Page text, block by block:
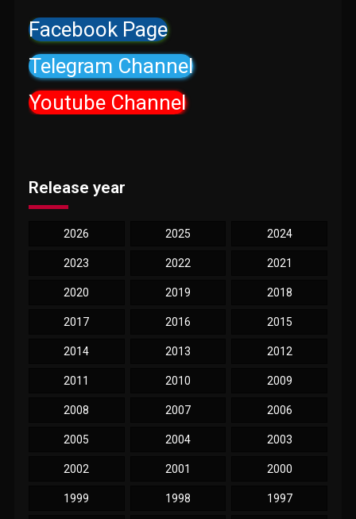
Facebook Page
Telegram Channel
Youtube Channel
Release year
2026 2025 2024
2023 2022 2021
2020 2019 2018
2017 2016 2015
2014 2013 2012
2011 2010 2009
2008 2007 2006
2005 2004 2003
2002 2001 2000
1999 1998 1997